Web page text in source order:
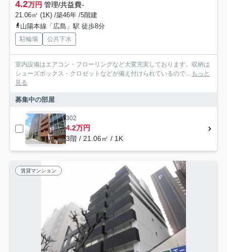
4.2万円 管理/共益費-
21.06㎡ (1K) /築46年 /5階建
山陽本線「広島」駅 徒歩8分
駐輪場 公共下水
室内設備はエアコン・フローリングなど大変充実しております。収納は
シューズボックス・クロゼットなどが備え付けられているので... もっと
見る
募集中の部屋
302
4.2万円
3階 / 21.06㎡ / 1K
賃貸マンション